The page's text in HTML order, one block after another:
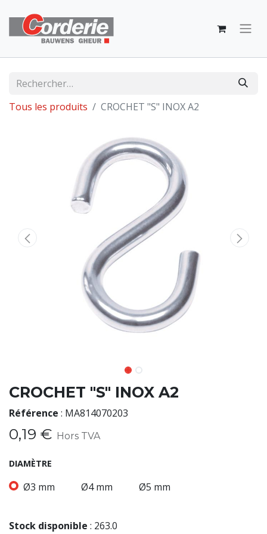
Tous les produits CROCHET "S" INOX A2
CROCHET "S" INOX A2
Référence : MA814070203
0,19 € Hors TVA
DIAMÈTRE
Ø3 mm Ø4 mm Ø5 mm
Stock disponible : 263.0